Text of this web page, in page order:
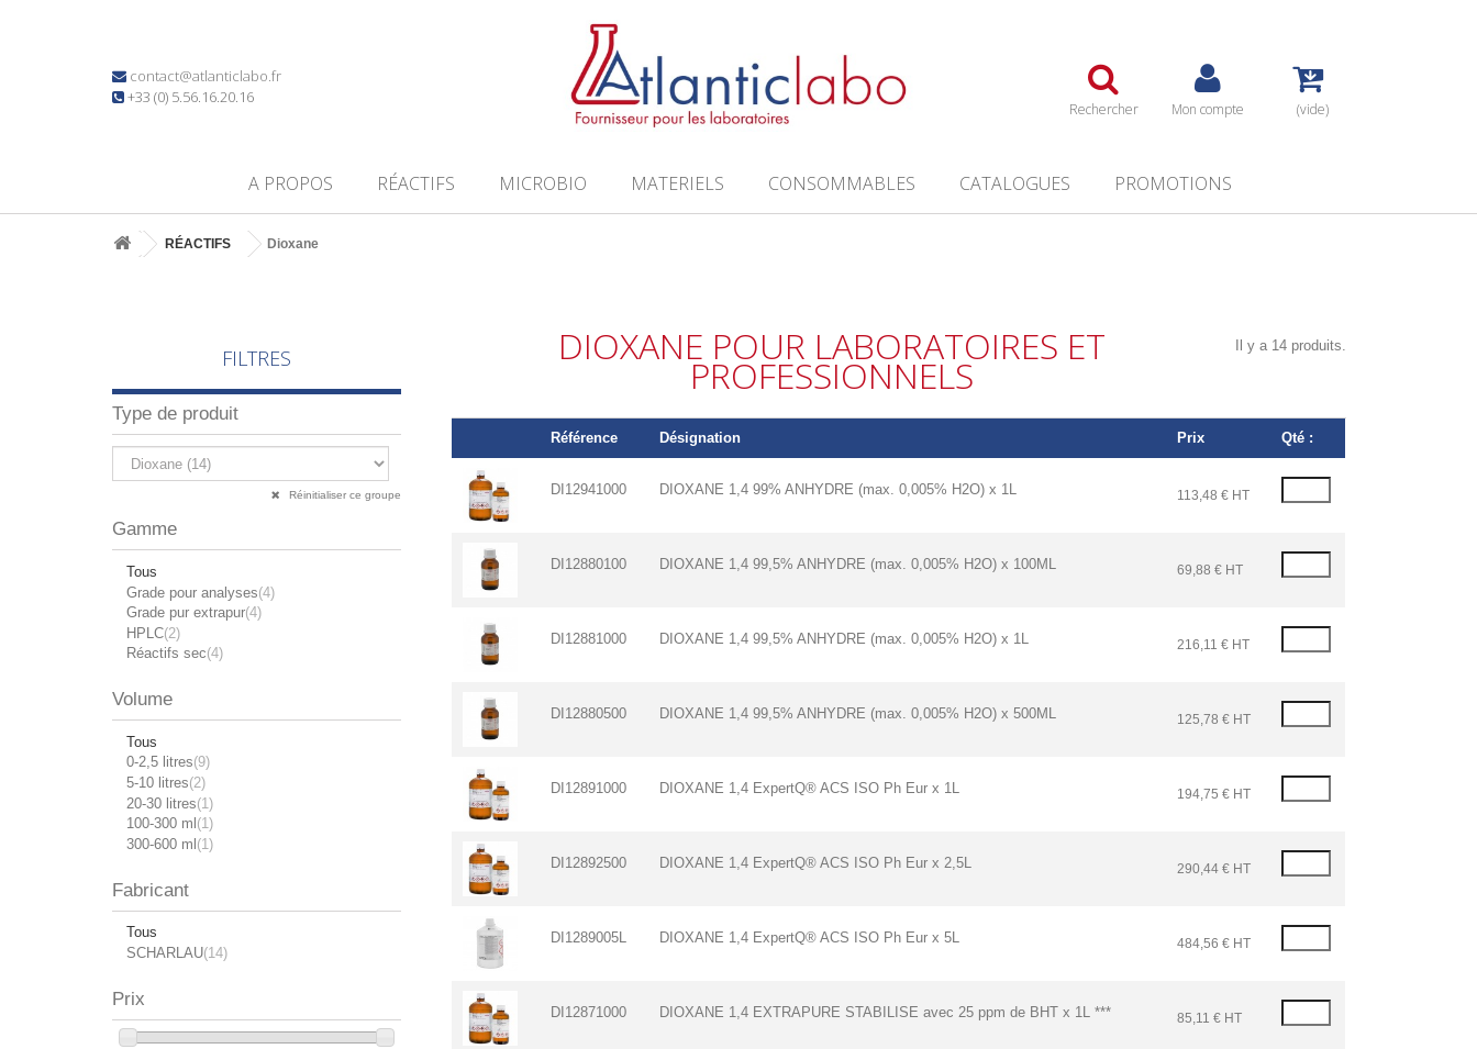
contact@atlanticlabo.fr
+33 (0) 5.56.16.20.16
Rechercher Mon compte (vide)
A PROPOS RÉACTIFS MICROBIO MATERIELS CONSOMMABLES CATALOGUES PROMOTIONS
RÉACTIFS Dioxane
FILTRES
Type de produit
Réinitialiser ce groupe
Gamme
Tous
Grade pour analyses(4)
Grade pur extrapur(4)
HPLC(2)
Réactifs sec(4)
Volume
Tous
0-2,5 litres(9)
5-10 litres(2)
20-30 litres(1)
100-300 ml (1)
300-600 ml(1)
Fabricant
Tous
SCHARLAU(14)
Prix
DIOXANE POUR LABORATOIRES ET
PROFESSIONNELS
Il y a 14 produits.
Référence Désignation Prix Qté :
DI12941000 DIOXANE 1,4 99% ANHYDRE (max. 0,005% H2O) x 1L 113,48 € HT
DI12880100 DIOXANE 1,4 99,5% ANHYDRE (max. 0,005% H2O) x 100ML 69,88 € HT
DI12881000 DIOXANE 1,4 99,5% ANHYDRE (max. 0,005% H2O) x 1L 216,11 € HT
DI12880500 DIOXANE 1,4 99,5% ANHYDRE (max. 0,005% H2O) x 500ML 125,78 € HT
DI12891000 DIOXANE 1,4 ExpertQ® ACS ISO Ph Eur x 1L 194,75 € HT
DI12892500 DIOXANE 1,4 ExpertQ® ACS ISO Ph Eur x 2,5L 290,44 € HT
DI1289005L DIOXANE 1,4 ExpertQ® ACS ISO Ph Eur x 5L 484,56 € HT
DI12871000 DIOXANE 1,4 EXTRAPURE STABILISE avec 25 ppm de BHT x 1L *** 85,11 € HT